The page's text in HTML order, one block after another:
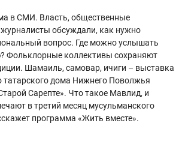
в СМИ. Власть, общественные
журналисты обсуждали, как нужно
вопрос. Где можно услышать
Фольклорные коллективы сохраняют
Шамаиль, самовар, ичиги – выставка
татарского дома Нижнего Поволжья
Сарепте». Что такое Мавлид, и
в третий месяц мусульманского
программа «Жить вместе».